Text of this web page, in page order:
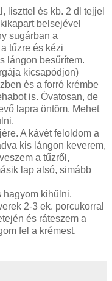
liszttel és kb. 2 dl tejjel
belsejével
sugárban a
tűzre és kézi
lángon besűrítem.
kicsapódjon)
és a forró krémbe
is. Óvatosan, de
lapra öntöm. Mehet
A kávét feloldom a
kis lángon keverem,
a tűzről,
lap alsó, simább
hagyom kihűlni.
2-3 ek. porcukorral
és ráteszem a
fel a krémest.